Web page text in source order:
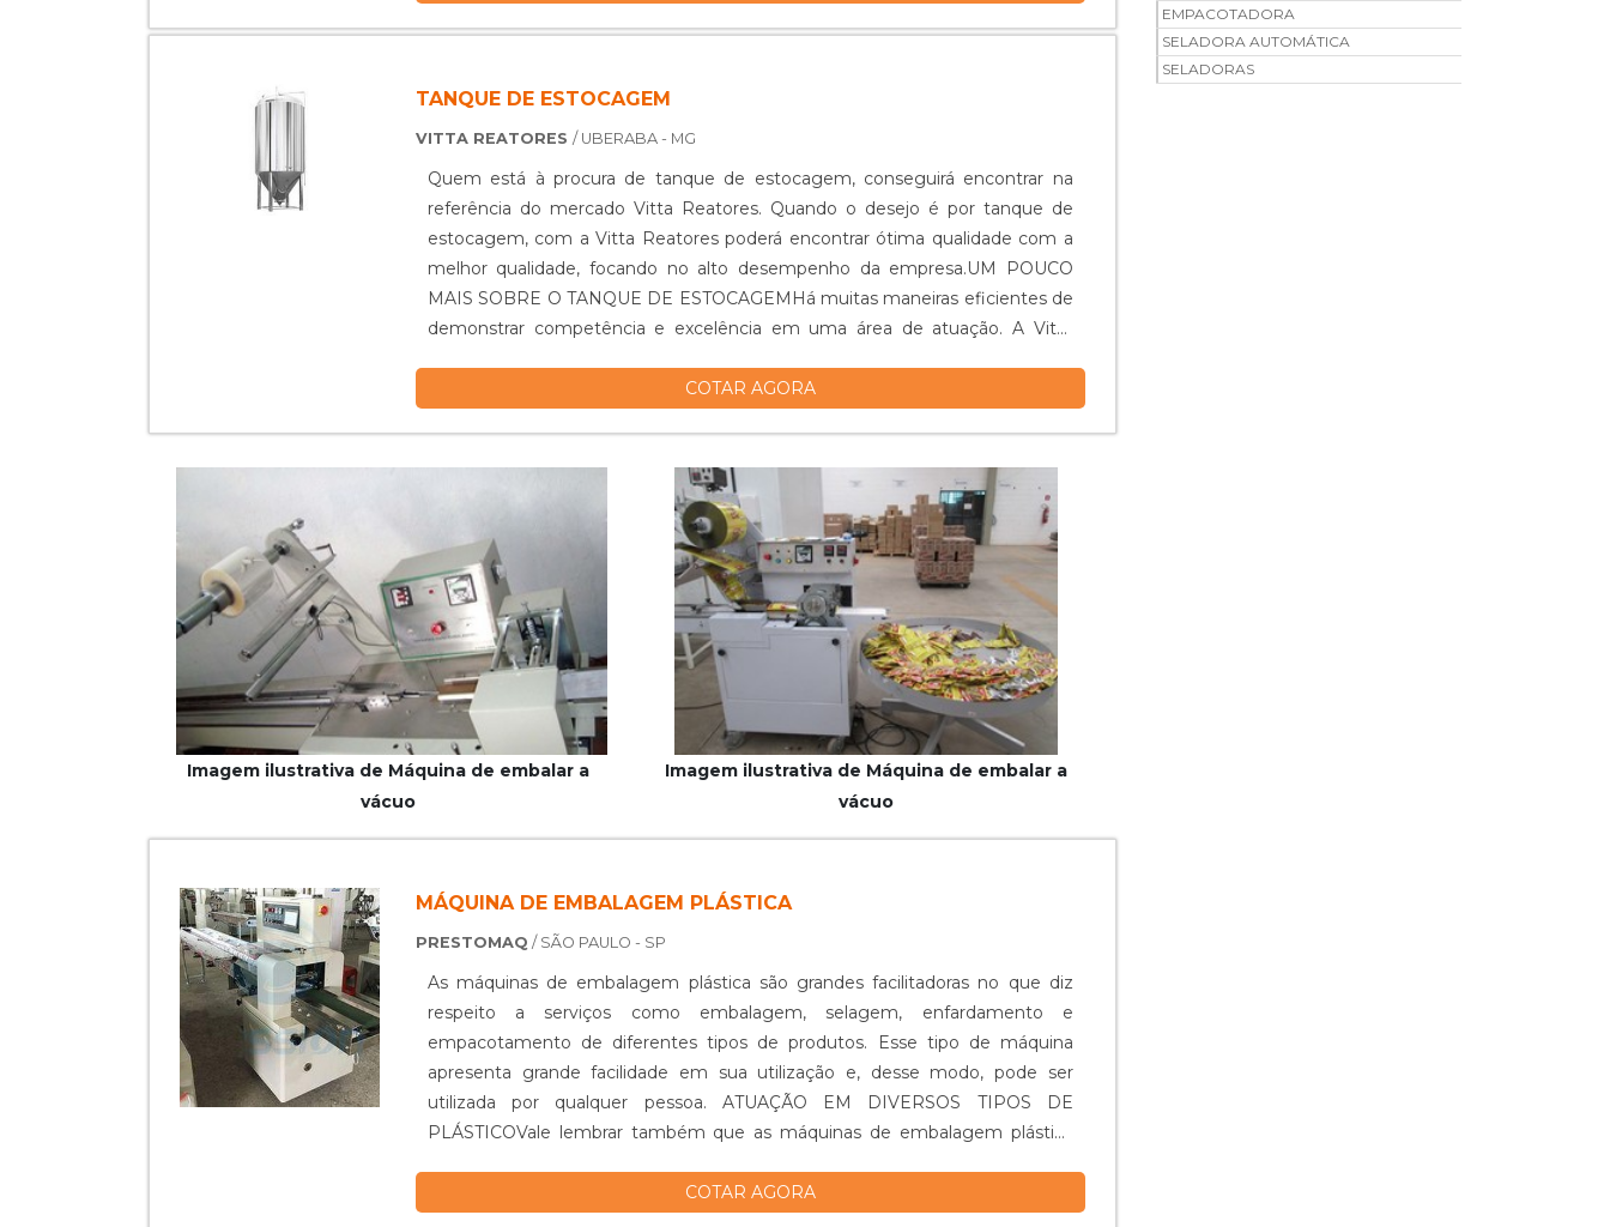
TANQUE DE ESTOCAGEM
VITTA REATORES / UBERABA - MG
Quem está à procura de tanque de estocagem, conseguirá encontrar na
referência do mercado Vitta Reatores. Quando o desejo é por tanque de
estocagem, com a Vitta Reatores poderá encontrar ótima qualidade com a
melhor qualidade, focando no alto desempenho da empresa.UM POUCO
MAIS SOBRE O TANQUE DE ESTOCAGEMHá muitas maneiras eficientes de
demonstrar competência e excelência em uma área de atuação. A Vitta
COTAR AGORA
Imagem ilustrativa de Máquina de embalar a
vácuo
Imagem ilustrativa de Máquina de embalar a
vácuo
MÁQUINA DE EMBALAGEM PLÁSTICA
PRESTOMAQ / SÃO PAULO - SP
As máquinas de embalagem plástica são grandes facilitadoras no que diz
respeito a serviços como embalagem, selagem, enfardamento e
empacotamento de diferentes tipos de produtos. Esse tipo de máquina
apresenta grande facilidade em sua utilização e, desse modo, pode ser
utilizada por qualquer pessoa. ATUAÇÃO EM DIVERSOS TIPOS DE
PLÁSTICOVale lembrar também que as máquinas de embalagem plástica
Além disso, apresentam também uma ótima relação entre custo e benefício.
COTAR AGORA
EMPACOTADORA
SELADORA AUTOMÁTICA
SELADORAS